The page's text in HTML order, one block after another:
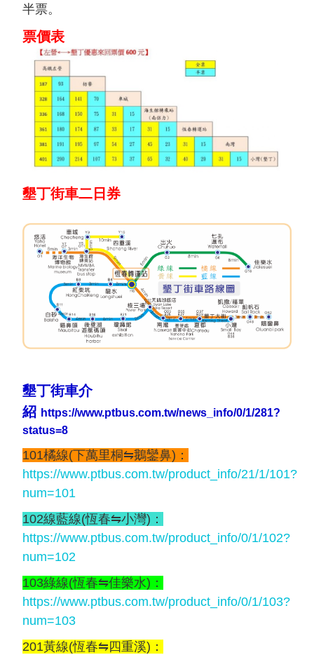
半票。
票價表
墾丁街車二日券
墾丁街車介
紹 https://www.ptbus.com.tw/news_info/0/1/281?
status=8
101橘線(下萬里桐⇋鵝鑾鼻)：
https://www.ptbus.com.tw/product_info/21/1/101?
num=101
102線藍線(恆春⇋小灣)：
https://www.ptbus.com.tw/product_info/0/1/102?
num=102
103綠線(恆春⇋佳樂水)：
https://www.ptbus.com.tw/product_info/0/1/103?
num=103
201黃線(恆春⇋四重溪)：